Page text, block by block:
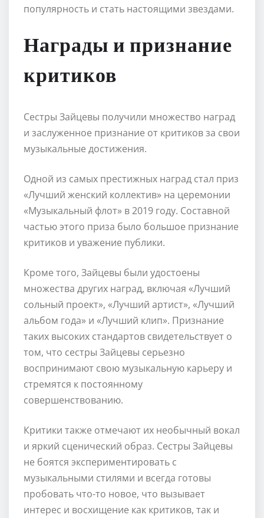
популярность и стать настоящими звездами.
Награды и признание
критиков
Сестры Зайцевы получили множество наград
и заслуженное признание от критиков за свои
музыкальные достижения.
Одной из самых престижных наград стал приз
«Лучший женский коллектив» на церемонии
«Музыкальный флот» в 2019 году. Составной
частью этого приза было большое признание
критиков и уважение публики.
Кроме того, Зайцевы были удостоены
множества других наград, включая «Лучший
сольный проект», «Лучший артист», «Лучший
альбом года» и «Лучший клип». Признание
таких высоких стандартов свидетельствует о
том, что сестры Зайцевы серьезно
воспринимают свою музыкальную карьеру и
стремятся к постоянному
совершенствованию.
Критики также отмечают их необычный вокал
и яркий сценический образ. Сестры Зайцевы
не боятся экспериментировать с
музыкальными стилями и всегда готовы
пробовать что-то новое, что вызывает
интерес и восхищение как критиков, так и